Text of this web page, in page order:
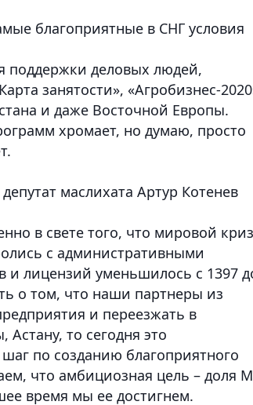
благоприятные в СНГ условия
поддержки деловых людей,
занятости», «Агробизнес-
и даже Восточной Европы.
хромает, но думаю, просто
маслихата Артур Котенев
в свете того, что мировой
с административными
и лицензий уменьшилось с 1397
о том, что наши партнеры из
и переезжать в
то сегодня это
по созданию благоприятного
что амбициозная цель – доля
время мы ее достигнем.